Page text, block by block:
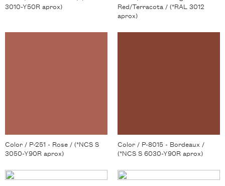
3010-Y50R aprox)
Red/Terracota / (*RAL 3012
aprox)
Color / P-251 - Rose / (*NCS S
3050-Y90R aprox)
Color / P-8015 - Bordeaux /
(*NCS S 6030-Y90R aprox)